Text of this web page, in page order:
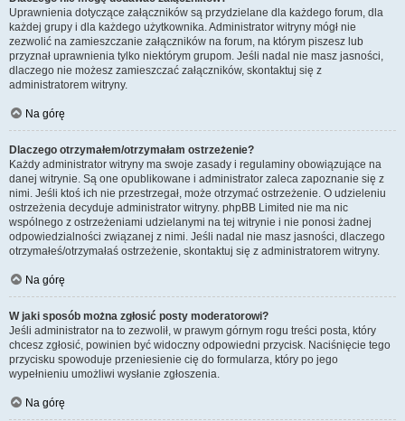
Uprawnienia dotyczące załączników są przydzielane dla każdego forum, dla
każdej grupy i dla każdego użytkownika. Administrator witryny mógł nie
zezwolić na zamieszczanie załączników na forum, na którym piszesz lub
przyznał uprawnienia tylko niektórym grupom. Jeśli nadal nie masz jasności,
dlaczego nie możesz zamieszczać załączników, skontaktuj się z
administratorem witryny.
Na górę
Dlaczego otrzymałem/otrzymałam ostrzeżenie?
Każdy administrator witryny ma swoje zasady i regulaminy obowiązujące na
danej witrynie. Są one opublikowane i administrator zaleca zapoznanie się z
nimi. Jeśli ktoś ich nie przestrzegał, może otrzymać ostrzeżenie. O udzieleniu
ostrzeżenia decyduje administrator witryny. phpBB Limited nie ma nic
wspólnego z ostrzeżeniami udzielanymi na tej witrynie i nie ponosi żadnej
odpowiedzialności związanej z nimi. Jeśli nadal nie masz jasności, dlaczego
otrzymałeś/otrzymałaś ostrzeżenie, skontaktuj się z administratorem witryny.
Na górę
W jaki sposób można zgłosić posty moderatorowi?
Jeśli administrator na to zezwolił, w prawym górnym rogu treści posta, który
chcesz zgłosić, powinien być widoczny odpowiedni przycisk. Naciśnięcie tego
przycisku spowoduje przeniesienie cię do formularza, który po jego
wypełnieniu umożliwi wysłanie zgłoszenia.
Na górę